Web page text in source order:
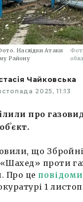
Наслідки Атаки
Району
Чайковська
2025, 11:13
про
що
«Шахед» проти
Про це
1